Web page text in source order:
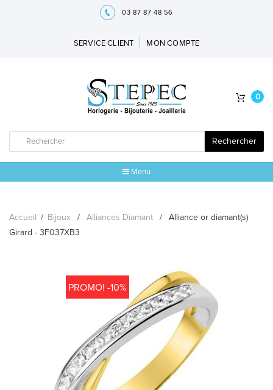
03 87 87 48 56
SERVICE CLIENT MON COMPTE
Rechercher
0
Menu
MONTRES
LES GEORGETTES
SWAROVSKI
BONNES AFFAIRES
CARTES CADEAUX
Accueil / Bijoux / Alliances Diamant /
Alliance or diamant(s)
Girard - 3F037XB3
PROMO! -10%